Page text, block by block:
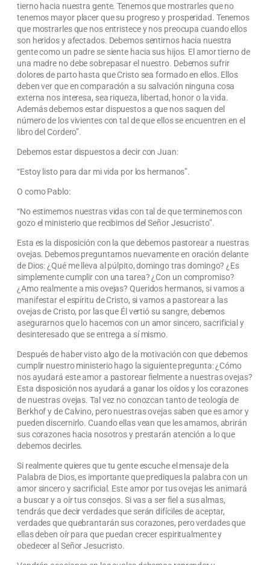
tierno hacia nuestra gente. Tenemos que mostrarles que no
tenemos mayor placer que su progreso y prosperidad. Tenemos
que mostrarles que nos entristece y nos preocupa cuando ellos
son heridos y afectados. Debemos sentirnos hacia nuestra
gente como un padre se siente hacia sus hijos. El amor tierno de
una madre no debe sobrepasar el nuestro. Debemos sufrir
dolores de parto hasta que Cristo sea formado en ellos. Ellos
deben ver que en comparación a su salvación ninguna cosa
externa nos interesa, sea riqueza, libertad, honor o la vida.
Además debemos estar dispuestos a que nos saquen del
número de los vivientes con tal de que ellos se encuentren en el
libro del Cordero”.
Debemos estar dispuestos a decir con Juan:
“Estoy listo para dar mi vida por los hermanos”.
O como Pablo:
“No estimemos nuestras vidas con tal de que terminemos con
gozo el ministerio que recibimos del Señor Jesucristo”.
Esta es la disposición con la que debemos pastorear a nuestras
ovejas. Debemos preguntarnos nuevamente en oración delante
de Dios: ¿Qué me lleva al púlpito, domingo tras domingo? ¿Es
simplemente cumplir con una tarea? ¿Con un compromiso?
¿Amo realmente a mis ovejas? Queridos hermanos, si vamos a
manifestar el espíritu de Cristo, si vamos a pastorear a las
ovejas de Cristo, por las que Él vertió su sangre, debemos
asegurarnos que lo hacemos con un amor sincero, sacrificial y
desinteresado que se entrega a sí mismo.
Después de haber visto algo de la motivación con que debemos
cumplir nuestro ministerio hago la siguiente pregunta: ¿Cómo
nos ayudará este amor a pastorear fielmente a nuestras ovejas?
Esta disposición nos ayudará a ganar los oídos y los corazones
de nuestras ovejas. Tal vez no conozcan tanto de teología de
Berkhof y de Calvino, pero nuestras ovejas saben que es amor y
pueden discernirlo. Cuando ellas vean que les amamos, abrirán
sus corazones hacia nosotros y prestarán atención a lo que
debemos decirles.
Si realmente quieres que tu gente escuche el mensaje de la
Palabra de Dios, es importante que prediques la palabra con un
amor sincero y sacrificial. Este amor por tus ovejas les animará
a buscar y a oír tus consejos. Si vas a ser fiel a sus almas,
tendrás que decir verdades que serán difíciles de aceptar,
verdades que quebrantarán sus corazones, pero verdades que
ellas deben oír para que puedan crecer espiritualmente y
obedecer al Señor Jesucristo.